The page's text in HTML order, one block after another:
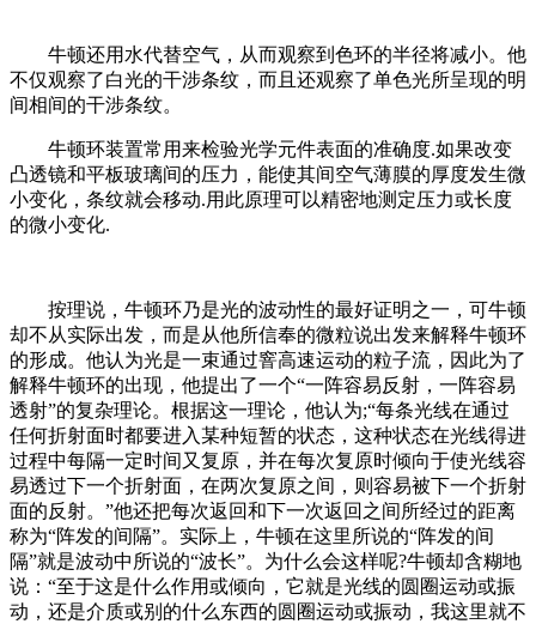
牛顿还用水代替空气，从而观察到色环的半径将减小。他
不仅观察了白光的干涉条纹，而且还观察了单色光所呈现的明
间相间的干涉条纹。
牛顿环装置常用来检验光学元件表面的准确度.如果改变
凸透镜和平板玻璃间的压力，能使其间空气薄膜的厚度发生微
小变化，条纹就会移动.用此原理可以精密地测定压力或长度
的微小变化.
按理说，牛顿环乃是光的波动性的最好证明之一，可牛顿
却不从实际出发，而是从他所信奉的微粒说出发来解释牛顿环
的形成。他认为光是一束通过窨高速运动的粒子流，因此为了
解释牛顿环的出现，他提出了一个“一阵容易反射，一阵容易
透射”的复杂理论。根据这一理论，他认为;“每条光线在通过
任何折射面时都要进入某种短暂的状态，这种状态在光线得进
过程中每隔一定时间又复原，并在每次复原时倾向于使光线容
易透过下一个折射面，在两次复原之间，则容易被下一个折射
面的反射。”他还把每次返回和下一次返回之间所经过的距离
称为“阵发的间隔”。实际上，牛顿在这里所说的“阵发的间
隔”就是波动中所说的“波长”。为什么会这样呢?牛顿却含糊地
说：“至于这是什么作用或倾向，它就是光线的圆圈运动或振
动，还是介质或别的什么东西的圆圈运动或振动，我这里就不